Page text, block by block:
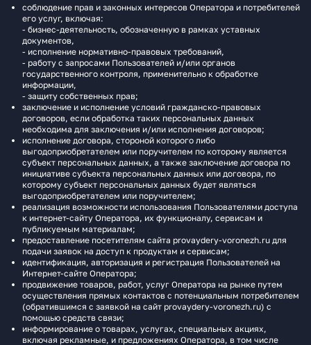
соблюдение прав и законных интересов Оператора и потребителей
его услуг, включая:
- бизнес-деятельность, обозначенную в рамках уставных
документов,
- исполнение нормативно-правовых требований,
- работу с запросами Пользователей и/или органов
государственного контроля, применительно к обработке
информации,
- защиту собственных прав;
заключение и исполнение условий гражданско-правовых
договоров, если обработка таких персональных данных
необходима для заключения и/или исполнения договоров;
исполнение договора, стороной которого либо
выгодоприобретателем или поручителем по которому является
субъект персональных данных, а также заключение договора по
инициативе субъекта персональных данных или договора, по
которому субъект персональных данных будет являться
выгодоприобретателем или поручителем;
реализация возможности использования Пользователями доступа
к интернет-сайту Оператора, их функционалу, сервисам и
публикуемым материалам;
предоставление посетителям сайта provaydery-voronezh.ru для
подачи заявок на доступ к продуктам и сервисам;
идентификация, авторизация и регистрация Пользователей на
Интернет-сайте Оператора;
продвижение товаров, работ, услуг Оператора на рынке путем
осуществления прямых контактов с потенциальным потребителем
(обратившимся с заявкой на сайт provaydery-voronezh.ru) с
помощью средств связи;
информирование о товарах, услугах, специальных акциях,
включая рекламные, и предложениях Оператора, в том числе